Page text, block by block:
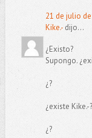
21 de julio
Kike.-dijo...
¿Existo?
Supongo.
¿?
¿existe
¿?